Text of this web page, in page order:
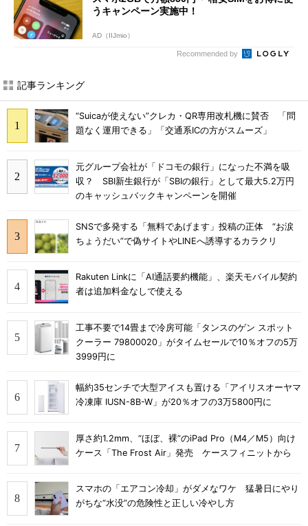
うキャンペーン実施中！
AD（IIJmio）
Recommended by
記事ランキング
“Suicaが使えない”クレカ・QR専用改札機に賛否 「問
題なく運用できる」「交通系ICの方がスムーズ」
元グループ会社が「ドコモの銀行」になった不満を吸
収？ SBI新生銀行が「SBIの銀行」として最大5.2万円
のキャッシュバックキャンペーンを開催
SNSで多発する「無料であげます」投稿の正体 “お涙
ちょうだい”で偽サイトやLINEへ誘導するカラクリ
Rakuten Linkに「AI通話要約機能」、楽天モバイル契約
者は追加料金なしで使える
工事不要で14畳まで冷房可能「タンスのゲン スポット
クーラー 79800020」がタイムセールで10％オフの5万
3999円に
幅約35センチで大型アイスも置ける「アイリスオーヤマ
冷凍庫 IUSN-8B-W」が20％オフの3万5800円に
厚さ約1.2mm、“ほぼ、裸”のiPad Pro（M4／M5）向け
ケース「The Frost Air」発売 ケースフィニットから
スマホの「エアコン冷却」がダメなワケ 猛暑日にやり
がちな“水没”の危険性と正しい冷やし方